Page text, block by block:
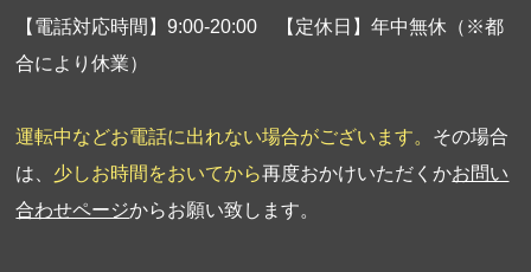
【電話対応時間】9:00-20:00 【定休日】年中無休（※都
合により休業）
運転中などお電話に出れない場合がございます。 その場合
は、 少しお時間をおいてから再度おかけいただくかお問い
合わせページからお願い致します。